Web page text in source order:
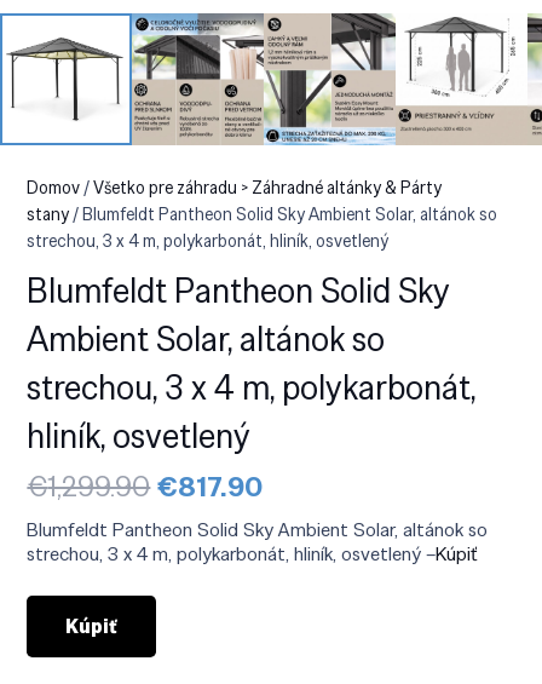
Domov/Všetko pre záhradu > Záhradné altánky & Párty
stany/ Blumfeldt Pantheon Solid Sky Ambient Solar, altánok so
strechou, 3 x 4 m, polykarbonát, hliník, osvetlený
Blumfeldt Pantheon Solid Sky
Ambient Solar, altánok so
strechou, 3 x 4 m, polykarbonát,
hliník, osvetlený
€1,299.90Pôvodná
cena
bola:
€1,299.90.
€817.90Aktuálna
je:
€817.90.
Blumfeldt Pantheon Solid Sky Ambient Solar, altánok so
strechou, 3 x 4 m, polykarbonát, hliník, osvetlený –Kúpiť
Kúpiť